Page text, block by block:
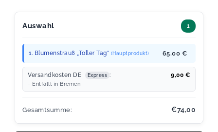
Auswahl 1
1. Blumenstrauß „Toller Tag“ (Hauptprodukt) 65,00 €
Versandkosten DE Express : 9,00 €
- Entfällt in Bremen
Gesamtsumme: €74,00